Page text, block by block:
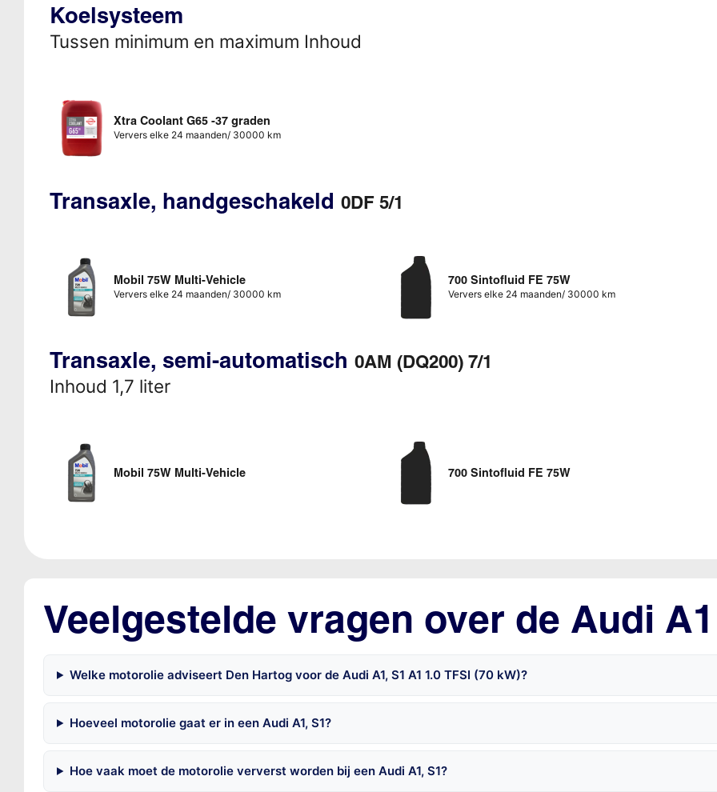
Koelsysteem
Tussen minimum en maximum Inhoud
Xtra Coolant G65 -37 graden
Ververs elke 24 maanden/ 30000 km
Transaxle, handgeschakeld 0DF 5/1
Mobil 75W Multi-Vehicle
Ververs elke 24 maanden/ 30000 km
700 Sintofluid FE 75W
Ververs elke 24 maanden/ 30000 km
Transaxle, semi-automatisch 0AM (DQ200) 7/1
Inhoud 1,7 liter
Mobil 75W Multi-Vehicle 700 Sintofluid FE 75W
Veelgestelde vragen over de Audi
Welke motorolie adviseert Den Hartog voor de Audi A1, S1 A1 1.0 TFSI (70 kW)?
Hoeveel motorolie gaat er in een Audi A1, S1?
Hoe vaak moet de motorolie ververst worden bij een Audi A1, S1?